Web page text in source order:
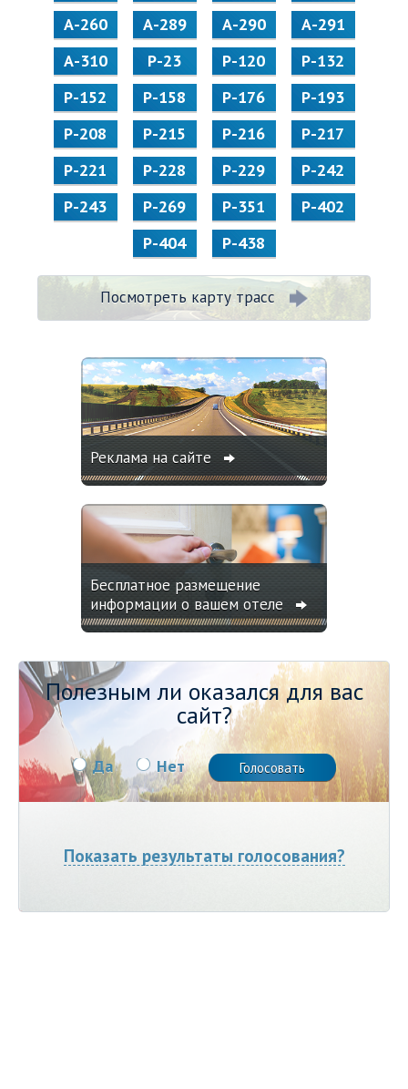
А-260
А-289 А-290
А-291
А-310
Р-23 Р-120
Р-132
Р-152
Р-158 Р-176
Р-193
Р-208
Р-215 Р-216
Р-217
Р-221
Р-228 Р-229
Р-242
Р-243
Р-269 Р-351
Р-402
Р-404
Р-438
Посмотреть карту трасс
Реклама на сайте
Бесплатное размещение
информации о вашем отеле
Полезным ли оказался для вас
сайт?
Да Нет
Показать результаты голосования?